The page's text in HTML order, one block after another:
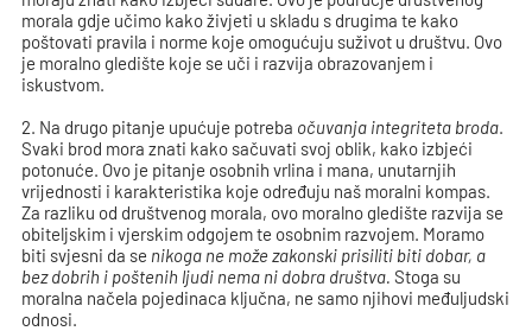
morala gdje učimo kako živjeti u skladu s drugima te kako
poštovati pravila i norme koje omogućuju suživot u društvu. Ovo
je moralno gledište koje se uči i razvija obrazovanjem i
iskustvom.
2. Na drugo pitanje upućuje potreba očuvanja integriteta broda.
Svaki brod mora znati kako sačuvati svoj oblik, kako izbjeći
potonuće. Ovo je pitanje osobnih vrlina i mana, unutarnjih
vrijednosti i karakteristika koje određuju naš moralni kompas.
Za razliku od društvenog morala, ovo moralno gledište razvija se
obiteljskim i vjerskim odgojem te osobnim razvojem. Moramo
biti svjesni da se nikoga ne može zakonski prisiliti biti dobar, a
bez dobrih i poštenih ljudi nema ni dobra društva. Stoga su
moralna načela pojedinaca ključna, ne samo njihovi međuljudski
odnosi.